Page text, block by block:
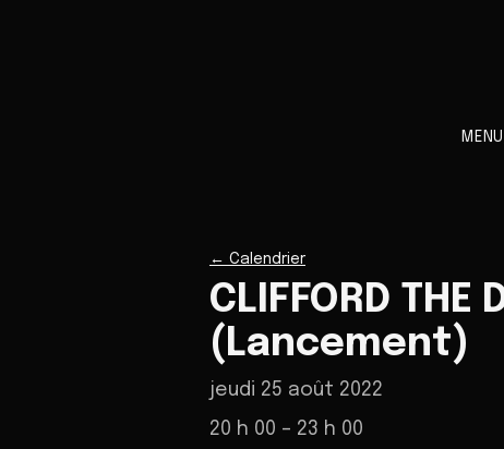
MENU
← Calendrier
CLIFFORD
(Lancement)
jeudi 25 août 2022
20 h 00 – 23 h 00